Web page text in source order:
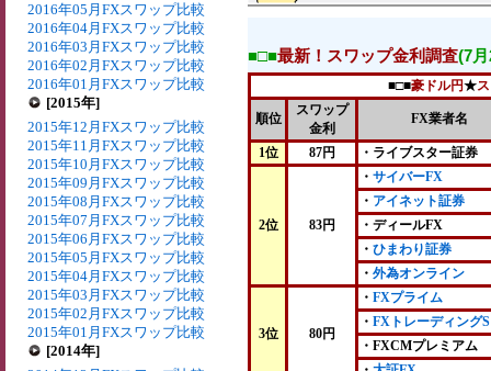
2016年05月FXスワップ比較
2016年04月FXスワップ比較
2016年03月FXスワップ比較
2016年02月FXスワップ比較
2016年01月FXスワップ比較
[2015年]
2015年12月FXスワップ比較
2015年11月FXスワップ比較
2015年10月FXスワップ比較
2015年09月FXスワップ比較
2015年08月FXスワップ比較
2015年07月FXスワップ比較
2015年06月FXスワップ比較
2015年05月FXスワップ比較
2015年04月FXスワップ比較
2015年03月FXスワップ比較
2015年02月FXスワップ比較
2015年01月FXスワップ比較
[2014年]
■□■最新！スワップ金利調査(7
■□■豪ドル円★
順位
スワップ
金利
FX業者名
1位 87円 ・ライブスター証券
2位 83円
・ サイバーFX
・ アイネット証券
・ディールFX
・ ひまわり証券
・ 外為オンライン
3位 80円
・ FXプライム
・ FXトレーディングS
・FXCMプレミアム